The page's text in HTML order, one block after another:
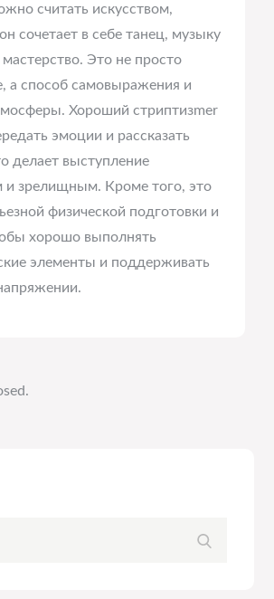
считать искусством,
сочетает в себе танец, музыку
мастерство. Это не просто
а способ самовыражения и
Хороший стриптизmer
эмоции и рассказать
делает выступление
и зрелищным. Кроме того, это
физической подготовки и
хорошо выполнять
элементы и поддерживать